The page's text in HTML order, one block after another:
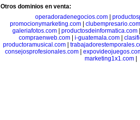
Otros dominios en venta:
operadoradenegocios.com|
promocionymarketing.com| clubempresario.com
galeriafotos.com
productosdeinformatica.com
compraenweb.com| i-guatemala.com|
productoramusical.com
consejosprofesionales.com|
marketing1x1.com